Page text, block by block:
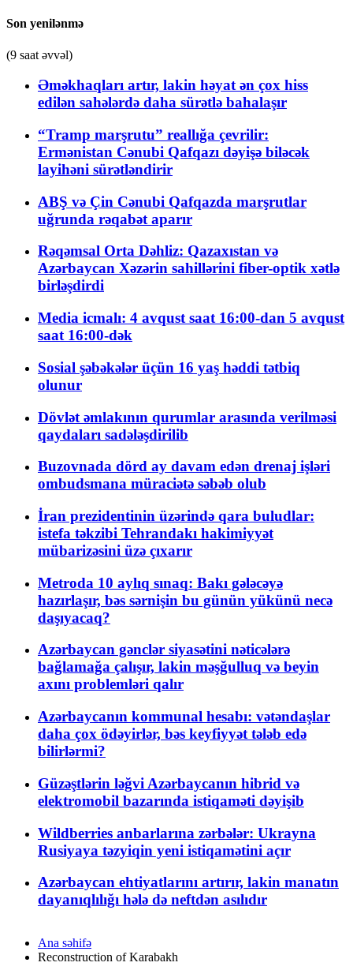
Son yenilənmə
(9 saat əvvəl)
Əməkhaqları artır, lakin həyat ən çox hiss
edilən sahələrdə daha sürətlə bahalaşır
“Tramp marşrutu” reallığa çevrilir:
Ermənistan Cənubi Qafqazı dəyişə biləcək
layihəni sürətləndirir
ABŞ və Çin Cənubi Qafqazda marşrutlar
uğrunda rəqabət aparır
Rəqəmsal Orta Dəhliz: Qazaxıstan və
Azərbaycan Xəzərin sahillərini fiber-optik xətlə
birləşdirdi
Media icmalı: 4 avqust saat 16:00-dan 5 avqust
saat 16:00-dək
Sosial şəbəkələr üçün 16 yaş həddi tətbiq
olunur
Dövlət əmlakının qurumlar arasında verilməsi
qaydaları sadələşdirilib
Buzovnada dörd ay davam edən drenaj işləri
ombudsmana müraciətə səbəb olub
İran prezidentinin üzərində qara buludlar:
istefa təkzibi Tehrandakı hakimiyyət
mübarizəsini üzə çıxarır
Metroda 10 aylıq sınaq: Bakı gələcəyə
hazırlaşır, bəs sərnişin bu günün yükünü necə
daşıyacaq?
Azərbaycan gənclər siyasətini nəticələrə
bağlamağa çalışır, lakin məşğulluq və beyin
axını problemləri qalır
Azərbaycanın kommunal hesabı: vətəndaşlar
daha çox ödəyirlər, bəs keyfiyyət tələb edə
bilirlərmi?
Güzəştlərin ləğvi Azərbaycanın hibrid və
elektromobil bazarında istiqaməti dəyişib
Wildberries anbarlarına zərbələr: Ukrayna
Rusiyaya təzyiqin yeni istiqamətini açır
Azərbaycan ehtiyatlarını artırır, lakin manatın
dayanıqlılığı hələ də neftdən asılıdır
Ana səhifə
Reconstruction of Karabakh